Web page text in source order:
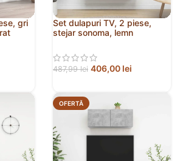
gri
Set dulapuri TV, 2 piese,
stejar sonoma, lemn
487,99lei 406,00 lei
OFERTĂ